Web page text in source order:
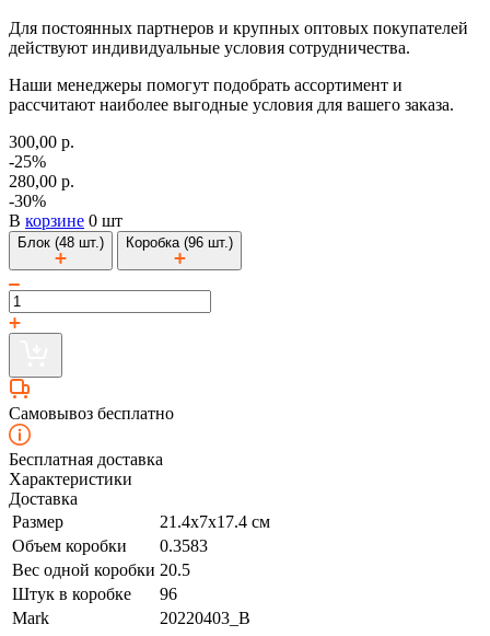
Для постоянных партнеров и крупных оптовых покупателей
действуют индивидуальные условия сотрудничества.
Наши менеджеры помогут подобрать ассортимент и
рассчитают наиболее выгодные условия для вашего заказа.
300,00 р.
-25%
280,00 р.
-30%
В корзине 0 шт
Блок (48 шт.) Коробка (96 шт.)
Самовывоз бесплатно
Бесплатная доставка
Характеристики
Доставка
Размер
21.4х7х17.4 см
Объем коробки
0.3583
Вес одной коробки 20.5
Штук в коробке
96
Mark
20220403_B